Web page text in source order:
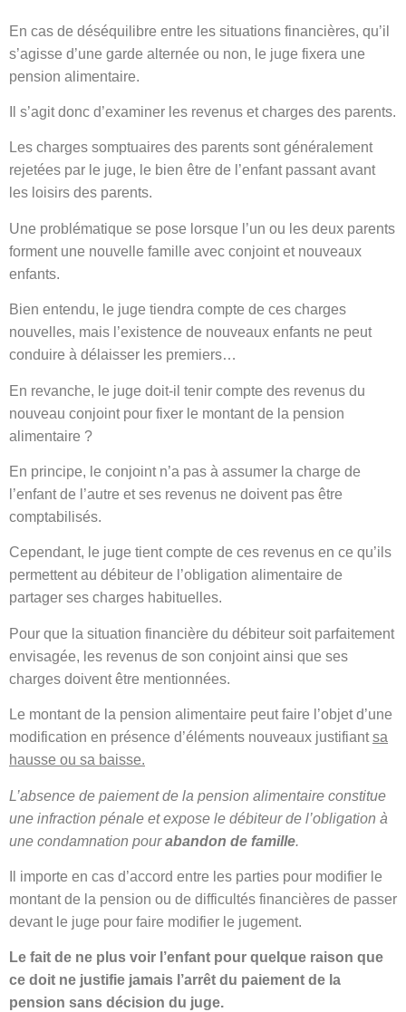
En cas de déséquilibre entre les situations financières, qu’il
s’agisse d’une garde alternée ou non, le juge fixera une
pension alimentaire.
Il s’agit donc d’examiner les revenus et charges des parents.
Les charges somptuaires des parents sont généralement
rejetées par le juge, le bien être de l’enfant passant avant
les loisirs des parents.
Une problématique se pose lorsque l’un ou les deux parents
forment une nouvelle famille avec conjoint et nouveaux
enfants.
Bien entendu, le juge tiendra compte de ces charges
nouvelles, mais l’existence de nouveaux enfants ne peut
conduire à délaisser les premiers…
En revanche, le juge doit-il tenir compte des revenus du
nouveau conjoint pour fixer le montant de la pension
alimentaire ?
En principe, le conjoint n’a pas à assumer la charge de
l’enfant de l’autre et ses revenus ne doivent pas être
comptabilisés.
Cependant, le juge tient compte de ces revenus en ce qu’ils
permettent au débiteur de l’obligation alimentaire de
partager ses charges habituelles.
Pour que la situation financière du débiteur soit parfaitement
envisagée, les revenus de son conjoint ainsi que ses
charges doivent être mentionnées.
Le montant de la pension alimentaire peut faire l’objet d’une
modification en présence d’éléments nouveaux justifiantsa
hausse ou sa baisse.
L’absence de paiement de la pension alimentaire constitue
une infraction pénale et expose le débiteur de l’obligation à
une condamnation pourabandon de famille.
Il importe en cas d’accord entre les parties pour modifier le
montant de la pension ou de difficultés financières de passer
devant le juge pour faire modifier le jugement.
Le fait de ne plus voir l’enfant pour quelque raison que
ce doit ne justifie jamais l’arrêt du paiement de la
pension sans décision du juge.